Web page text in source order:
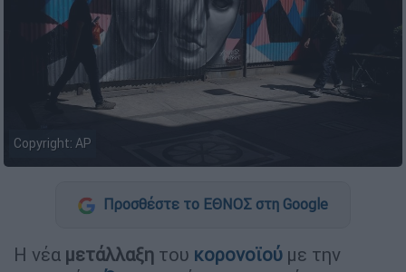
Copyright: AP
Προσθέστε το ΕΘΝΟΣ στη Google
Η νέα μετάλλαξη του κορονοϊού με την